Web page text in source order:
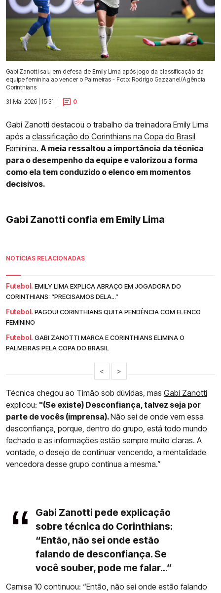
Gabi Zanotti saiu em defesa de Emily Lima após jogo da classificação da
equipe feminina ao vencer o Palmeiras - Foto: Rodrigo Gazzanel/Agência
Corinthians
31 Mai 2026 | 15:31 |
0
Gabi Zanotti destacou o trabalho da treinadora Emily Lima
após a classificação do Corinthians na Copa do Brasil
Feminina. A meia ressaltou a importância da técnica
para o desempenho da equipe e valorizou a forma
como ela tem conduzido o elenco em momentos
decisivos.
Gabi Zanotti confia em Emily Lima
NOTÍCIAS RELACIONADAS
Futebol. EMILY LIMA EXPLICA ABRAÇO EM JOGADORA DO
CORINTHIANS: “PRECISAMOS DELA...”
Futebol. PAGOU! CORINTHIANS QUITA PENDÊNCIA COM ELENCO
FEMININO
Futebol. GABI ZANOTTI MARCA E CORINTHIANS ELIMINA O
PALMEIRAS PELA COPA DO BRASIL
< >
Técnica chegou ao Timão sob dúvidas, mas Gabi Zanotti
explicou: "(Se existe) Desconfiança, talvez seja por
parte de vocês (imprensa).Não sei de onde vem essa
desconfiança, porque, dentro do grupo, está todo mundo
fechado e as informações estão sempre muito claras. A
vontade, o desejo de continuar vencendo, a mentalidade
vencedora desse grupo continua a mesma.”
Gabi Zanotti pede explicação
sobre técnica do Corinthians:
“Então, não sei onde estão
falando de desconfiança. Se
você souber, pode me falar...”
Camisa 10 continuou: “Então, não sei onde estão falando